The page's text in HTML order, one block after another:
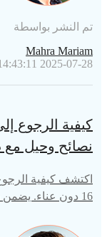
تم النشر بواسطة
Mahra Mariam
2025-07-28 14:43:11
نصائح وحيل مع
16 دون عناء.
دم سلسة الآن!